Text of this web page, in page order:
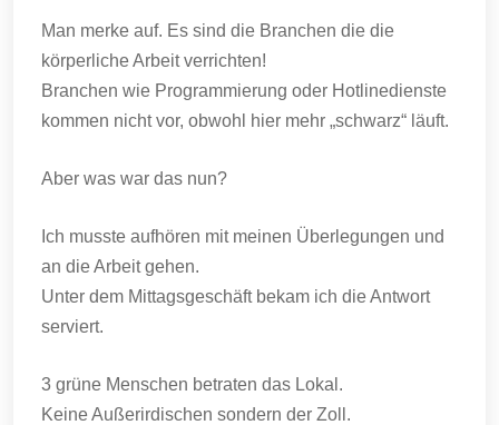
Man merke auf. Es sind die Branchen die die
körperliche Arbeit verrichten!
Branchen wie Programmierung oder Hotlinedienste
kommen nicht vor, obwohl hier mehr „schwarz“ läuft.
Aber was war das nun?
Ich musste aufhören mit meinen Überlegungen und
an die Arbeit gehen.
Unter dem Mittagsgeschäft bekam ich die Antwort
serviert.
3 grüne Menschen betraten das Lokal.
Keine Außerirdischen sondern der Zoll.